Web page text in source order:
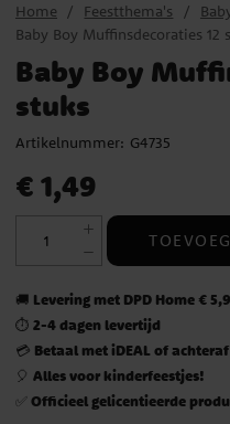
Home Feestthema's
Baby Boy Muffinsdecoraties 12
Baby Boy
stuks
Artikelnummer: G4735
Prijs: € 1,49
€ 1,49
🚚 Levering met DPD Home €
⏱️ 2-4 dagen levertijd
💳 Betaal met iDEAL of
🎈 Alles voor kinderfeestjes!
✅ Officieel gelicentieerde